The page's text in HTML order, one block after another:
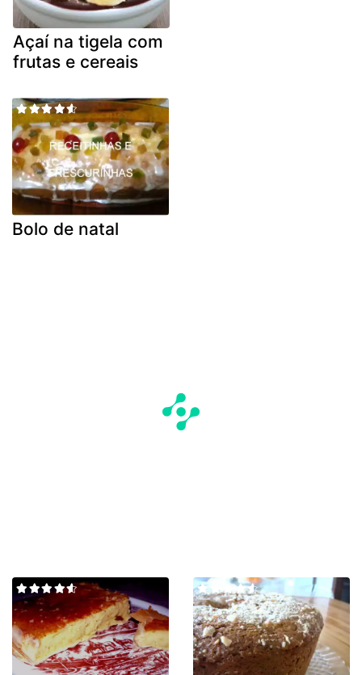
Açaí na tigela com
frutas e cereais
Bolo de natal